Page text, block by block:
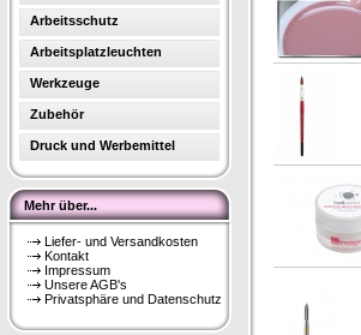
Arbeitsschutz
Arbeitsplatzleuchten
Werkzeuge
Zubehör
Druck und Werbemittel
Mehr über...
Liefer- und Versandkosten
Kontakt
Impressum
Unsere AGB's
Privatsphäre und Datenschutz